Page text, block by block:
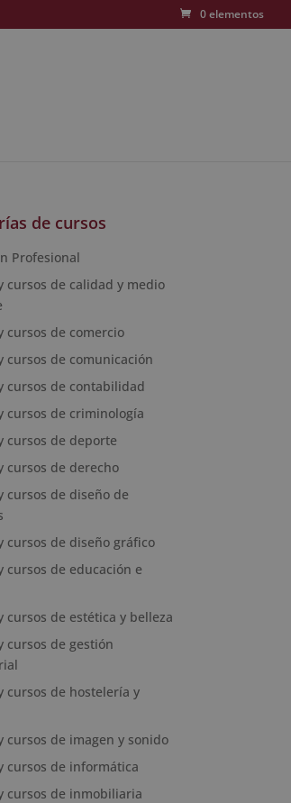
0 elementos
de cursos
Profesional
cursos de calidad y medio
cursos de comercio
cursos de comunicación
cursos de contabilidad
cursos de criminología
cursos de deporte
cursos de derecho
cursos de diseño de
cursos de diseño gráfico
cursos de educación e
cursos de estética y belleza
cursos de gestión
cursos de hostelería y
cursos de imagen y sonido
cursos de informática
cursos de inmobiliaria